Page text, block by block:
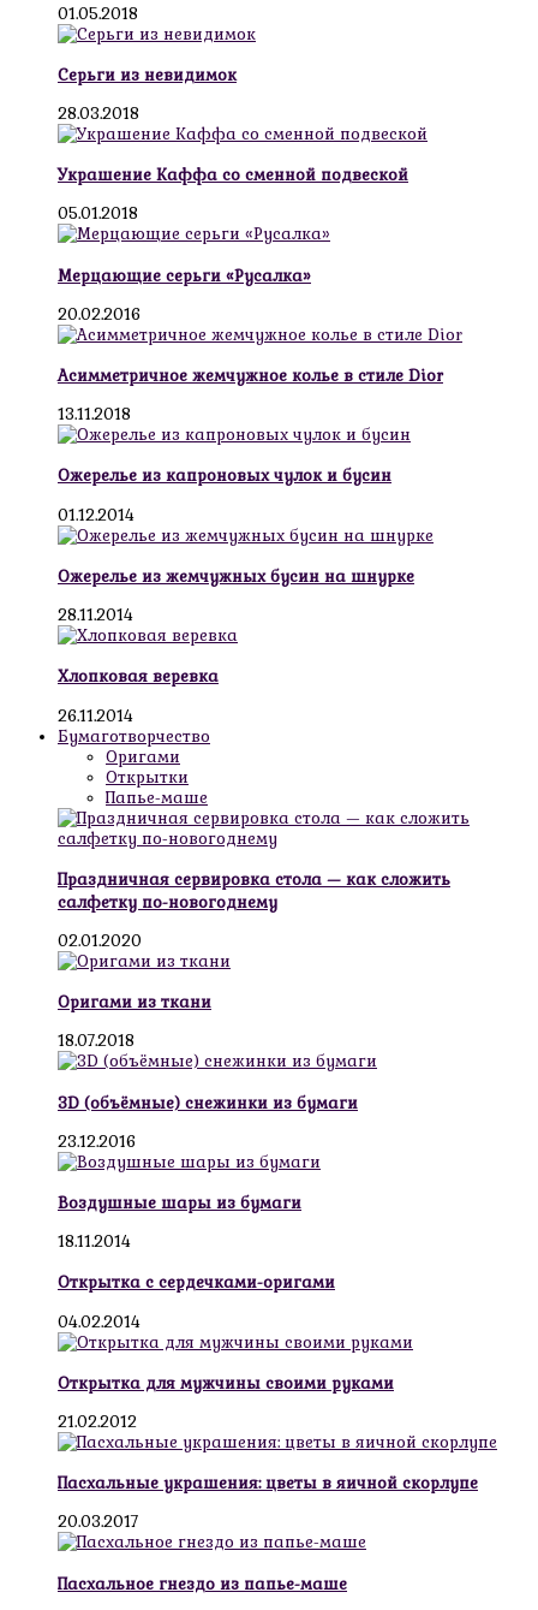
01.05.2018
Серьги из невидимок
28.03.2018
Украшение Каффа со сменной подвеской
05.01.2018
Мерцающие серьги «Русалка»
20.02.2016
Асимметричное жемчужное колье в стиле Dior
13.11.2018
Ожерелье из капроновых чулок и бусин
01.12.2014
Ожерелье из жемчужных бусин на шнурке
28.11.2014
Хлопковая веревка
26.11.2014
Бумаготворчество
Оригами
Открытки
Папье-маше
Праздничная сервировка стола — как сложить
салфетку по-новогоднему
02.01.2020
Оригами из ткани
18.07.2018
3D (объёмные) снежинки из бумаги
23.12.2016
Воздушные шары из бумаги
18.11.2014
Открытка с сердечками-оригами
04.02.2014
Открытка для мужчины своими руками
21.02.2012
Пасхальные украшения: цветы в яичной скорлупе
20.03.2017
Пасхальное гнездо из папье-маше